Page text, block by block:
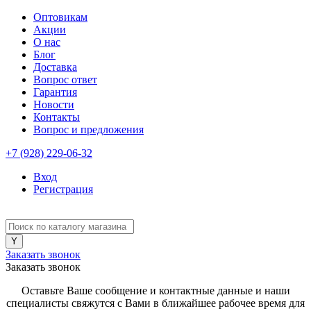
Оптовикам
Акции
О нас
Блог
Доставка
Вопрос ответ
Гарантия
Новости
Контакты
Вопрос и предложения
+7 (928) 229-06-32
Вход
Регистрация
Заказать звонок
Заказать звонок
Оставьте Ваше сообщение и контактные данные и наши
специалисты свяжутся с Вами в ближайшее рабочее время для